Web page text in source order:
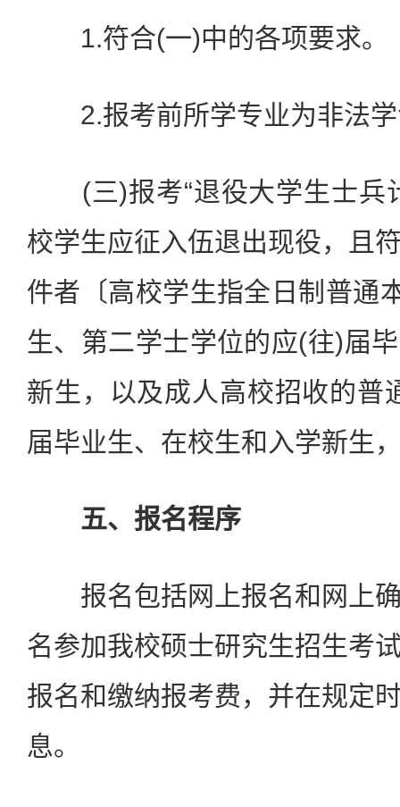
1.符合(一)中的各项要求。
2.报考前所学专业为非法学
(三)报考“退役大学生士兵
校学生应征入伍退出现役，且
件者〔高校学生指全日制普通
生、第二学士学位的应(往)届
新生，以及成人高校招收的普
届毕业生、在校生和入学新生
五、报名程序
报名包括网上报名和网上确
名参加我校硕士研究生招生考
报名和缴纳报考费，并在规定
息。